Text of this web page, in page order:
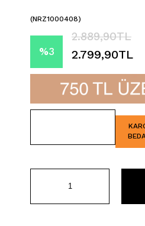
(NRZ1000408)
%3
İndirim
2.889,90TL
2.799,90TL